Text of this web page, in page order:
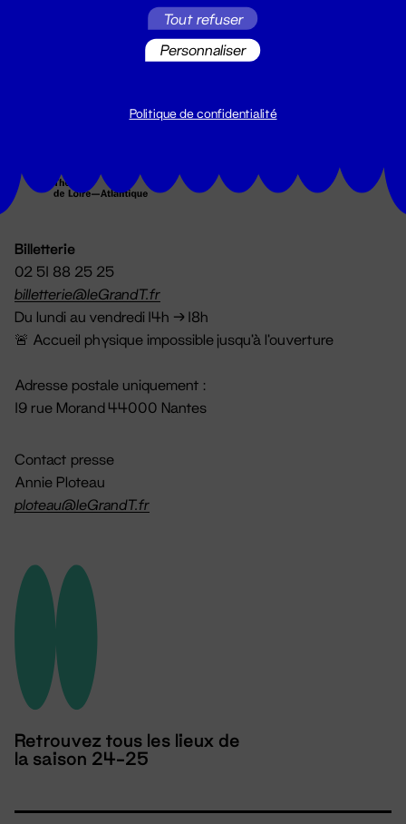
Billetterie
02 51 88 25 25
billetterie@leGrandT.fr
Du lundi au vendredi 14h → 18h
🚨 Accueil physique impossible jusqu'à l'ouverture
Adresse postale uniquement :
19 rue Morand 44000 Nantes
Contact presse
Annie Ploteau
ploteau@leGrandT.fr
Retrouvez tous les lieux de
la saison 24-25
Tout refuser
Personnaliser
Politique de confidentialité